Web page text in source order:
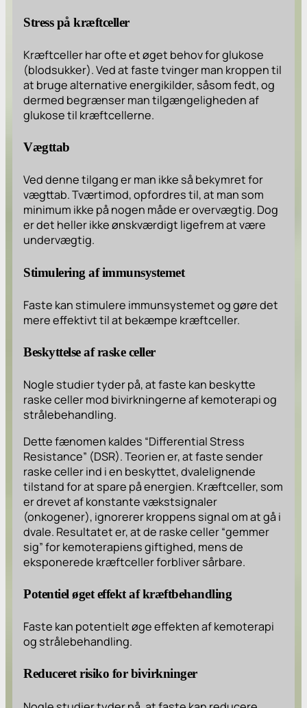
Stress på kræftceller
Kræftceller har ofte et øget behov for glukose
(blodsukker). Ved at faste tvinger man kroppen til
at bruge alternative energikilder, såsom fedt, og
dermed begrænser man tilgængeligheden af
glukose til kræftcellerne.
Vægttab
Ved denne tilgang er man ikke så bekymret for
vægttab. Tværtimod, opfordres til, at man som
minimum ikke på nogen måde er overvægtig. Dog
er det heller ikke ønskværdigt ligefrem at være
undervægtig.
Stimulering af immunsystemet
Faste kan stimulere immunsystemet og gøre det
mere effektivt til at bekæmpe kræftceller.
Beskyttelse af raske celler
Nogle studier tyder på, at faste kan beskytte
raske celler mod bivirkningerne af kemoterapi og
strålebehandling.
Dette fænomen kaldes “Differential Stress
Resistance” (DSR). Teorien er, at faste sender
raske celler ind i en beskyttet, dvalelignende
tilstand for at spare på energien. Kræftceller, som
er drevet af konstante vækstsignaler
(onkogener), ignorerer kroppens signal om at gå i
dvale. Resultatet er, at de raske celler “gemmer
sig” for kemoterapiens giftighed, mens de
eksponerede kræftceller forbliver sårbare.
Potentiel øget effekt af kræftbehandling
Faste kan potentielt øge effekten af kemoterapi
og strålebehandling.
Reduceret risiko for bivirkninger